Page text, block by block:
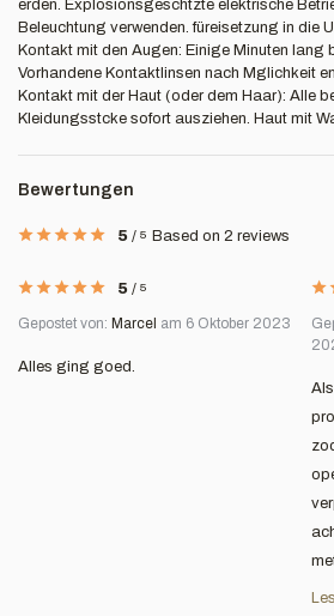
erden. Explosionsgeschtzte elektrische
Beleuchtung verwenden. füreisetzung in die
Kontakt mit den Augen: Einige Minuten lang
Vorhandene Kontaktlinsen nach Mglichkeit
Kontakt mit der Haut (oder dem Haar): Alle
Kleidungsstcke sofort ausziehen. Haut mit
Bewertungen
5 / 5 Based on 2 reviews
5 / 5
Gepostet von: Marcel am 6 Oktober 2023
Alles ging goed.